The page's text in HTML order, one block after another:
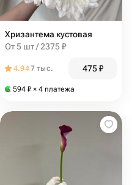
Хризантема кустовая
От 5 шт / 2375 ₽
4.947 тыс. 475₽
594 ₽ × 4 платежа